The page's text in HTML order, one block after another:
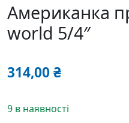
Американка
world 5/4″
314,00₴
9 в наявності